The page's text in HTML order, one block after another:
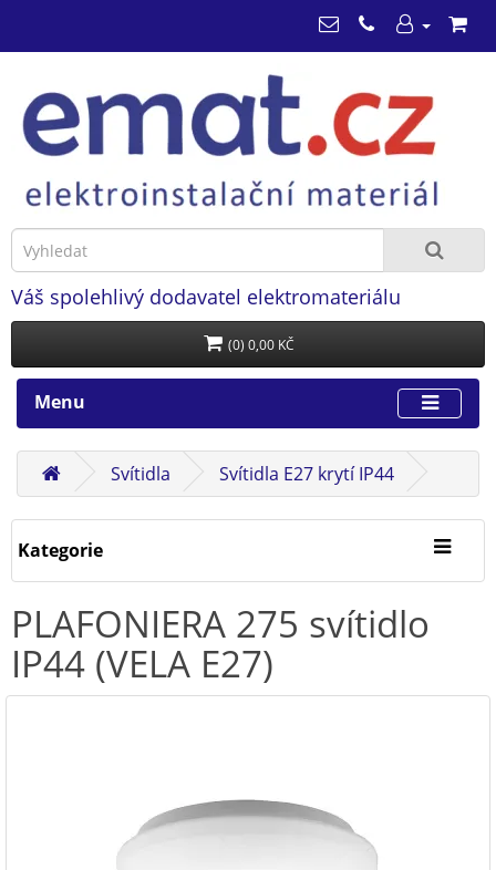
Váš spolehlivý dodavatel elektromateriálu
(0) 0,00 KČ
Menu
Svítidla Svítidla E27 krytí IP44
Kategorie
PLAFONIERA 275 svítidlo
IP44 (VELA E27)